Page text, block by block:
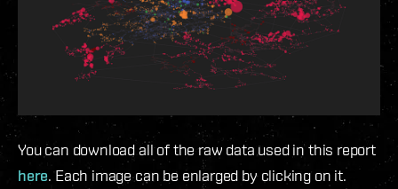
You can download all of the raw data used in this report
here. Each image can be enlarged by clicking on it.